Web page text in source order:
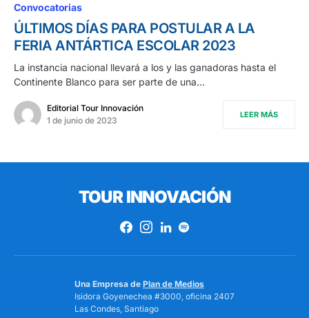
Convocatorias
ÚLTIMOS DÍAS PARA POSTULAR A LA
FERIA ANTÁRTICA ESCOLAR 2023
La instancia nacional llevará a los y las ganadoras hasta el
Continente Blanco para ser parte de una…
Editorial Tour Innovación
1 de junio de 2023
LEER MÁS
TOUR INNOVACIÓN
Una Empresa de Plan de Medios
Isidora Goyenechea #3000, oficina 2407
Las Condes, Santiago